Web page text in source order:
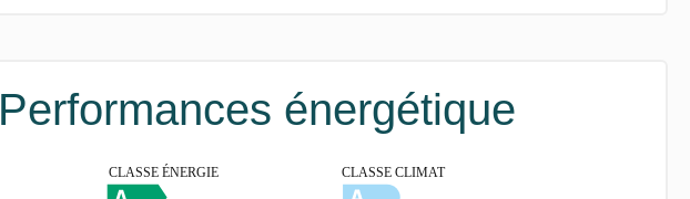
Performances énergétique